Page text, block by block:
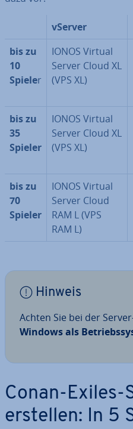
vServer
bis zu
10
Spieler
IONOS Virtual
Server Cloud XL
(VPS XL)
bis zu
35
Spieler
IONOS Virtual
Server Cloud XL
(VPS XL)
bis zu
70
Spieler
IONOS Virtual
Server Cloud
RAM L (VPS
RAM L)
Hinweis
Achten Sie bei der
Windows als
Conan-Exiles-
erstellen: In 5